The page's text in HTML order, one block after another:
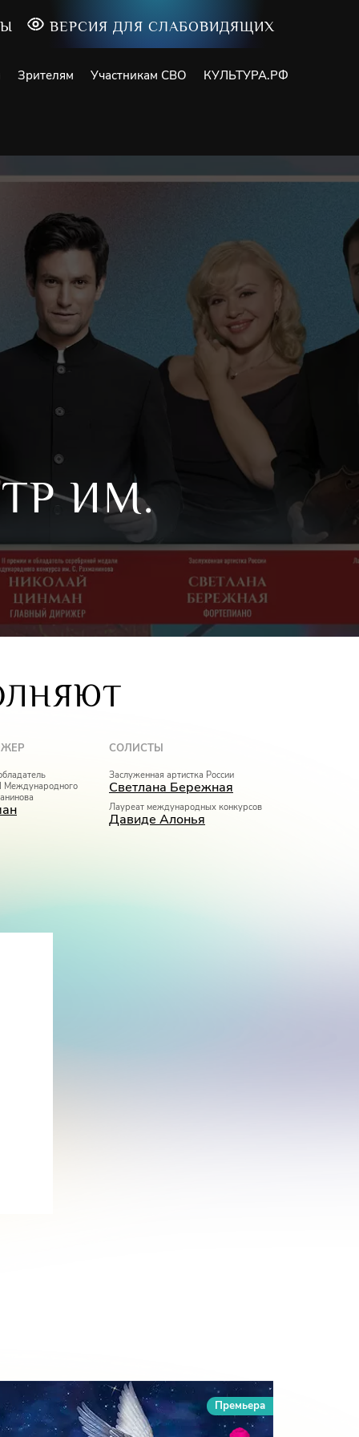
ВЕРСИЯ ДЛЯ СЛАБОВИДЯЩИХ
Зрителям Участникам СВО КУЛЬТУРА.РФ
ИМ.
Международного
СОЛИСТЫ
Заслуженная артистка России
Светлана Бережная
Лауреат международных конкурсов
Давиде Алонья
Премьера